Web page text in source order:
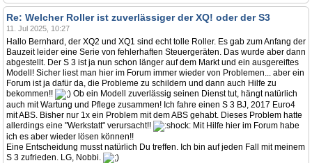
Re: Welcher Roller ist zuverlässiger der XQ! oder der S3
11. Jul 2025, 10:27
Hallo Bernhard, der XQ2 und XQ1 sind echt tolle Roller. Es gab zum Anfang der
Bauzeit leider eine Serie von fehlerhaften Steuergeräten. Das wurde aber dann
abgestellt. Der S 3 ist ja nun schon länger auf dem Markt und ein ausgereiftes
Modell! Sicher liest man hier im Forum immer wieder von Problemen... aber ein
Forum ist ja dafür da, die Probleme zu schildern und dann auch Hilfe zu
bekommen!!
Ob ein Modell zuverlässig seinen Dienst tut, hängt natürlich
auch mit Wartung und Pflege zusammen! Ich fahre einen S 3 BJ, 2017 Euro4
mit ABS. Bisher nur 1x ein Problem mit dem ABS gehabt. Dieses Problem hatte
allerdings eine "Werkstatt" verursacht!!
Mit Hilfe hier im Forum habe
ich es aber wieder lösen können!!
Eine Entscheidung musst natürlich Du treffen. Ich bin auf jeden Fall mit meinem
S 3 zufrieden. LG, Nobbi.